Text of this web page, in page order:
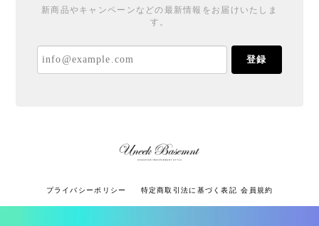
新商品やキャンペーンなどの最新情報をお届けいたしま
す。
登録
プライバシーポリシー 特定商取引法に基づく表記 会員規約